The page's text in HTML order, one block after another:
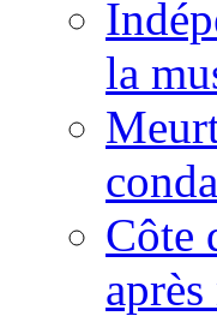
la
Côte